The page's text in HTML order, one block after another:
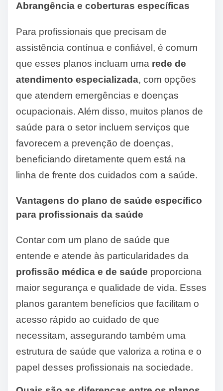
Abrangência e coberturas específicas
Para profissionais que precisam de
assistência contínua e confiável, é comum
que esses planos incluam uma rede de
atendimento especializada, com opções
que atendem emergências e doenças
ocupacionais. Além disso, muitos planos de
saúde para o setor incluem serviços que
favorecem a prevenção de doenças,
beneficiando diretamente quem está na
linha de frente dos cuidados com a saúde.
Vantagens do plano de saúde específico
para profissionais da saúde
Contar com um plano de saúde que
entende e atende às particularidades da
profissão médica e de saúde proporciona
maior segurança e qualidade de vida. Esses
planos garantem benefícios que facilitam o
acesso rápido ao cuidado de que
necessitam, assegurando também uma
estrutura de saúde que valoriza a rotina e o
papel desses profissionais na sociedade.